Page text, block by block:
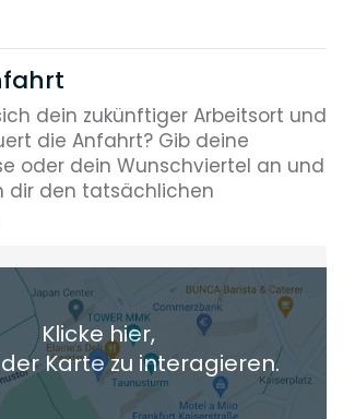
dein zukünftiger Arbeitsort und
die Anfahrt? Gib deine
oder dein Wunschviertel an und
dir den tatsächlichen
oder Wunschort
hinzufügen
Anreisezeiten basieren auf den
Klicke hier,
Karte zu interagieren.